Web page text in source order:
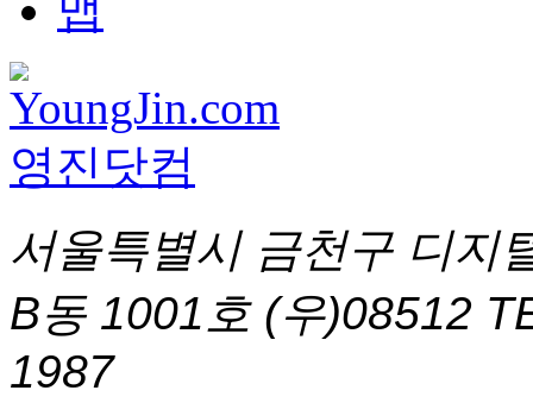
서울특별시 금천구 디지
B동 1001호 (우)08512
1987